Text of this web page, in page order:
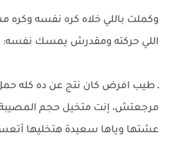
وكملت باللي خلاه كره نفسه وكره
اللي حركته ومقدرش يمسك نفسه:
ـ طيب افرض كان نتج عن ده كله حمل
مرجعتش، إنت متخيل حجم
عشتها وياها سعيدة هتخليها أتعس